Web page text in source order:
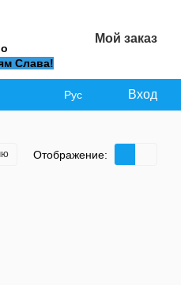
Слава!
Мой заказ
Рус Вход
Отображение: